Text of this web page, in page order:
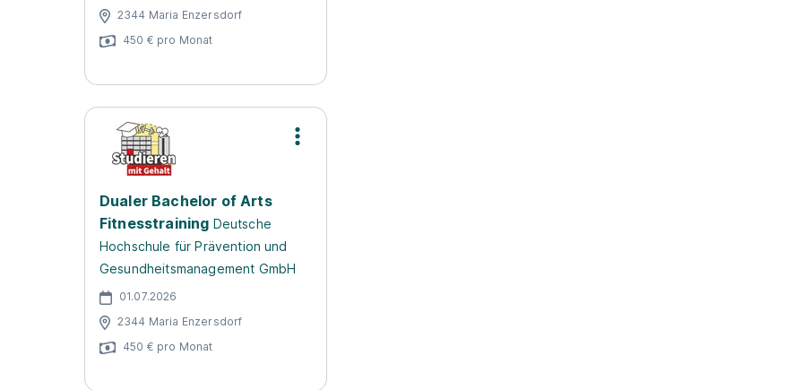
2344 Maria Enzersdorf
450 € pro Monat
Dualer Bachelor of Arts
Fitnesstraining Deutsche
Hochschule für Prävention und
Gesundheitsmanagement GmbH
01.07.2026
2344 Maria Enzersdorf
450 € pro Monat